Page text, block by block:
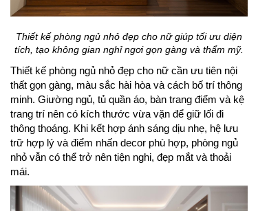
Thiết kế phòng ngủ nhỏ đẹp cho nữ giúp tối ưu diện
tích, tạo không gian nghỉ ngơi gọn gàng và thẩm mỹ.
Thiết kế phòng ngủ nhỏ đẹp cho nữ cần ưu tiên nội
thất gọn gàng, màu sắc hài hòa và cách bố trí thông
minh. Giường ngủ, tủ quần áo, bàn trang điểm và kệ
trang trí nên có kích thước vừa vặn để giữ lối đi
thông thoáng. Khi kết hợp ánh sáng dịu nhẹ, hệ lưu
trữ hợp lý và điểm nhấn decor phù hợp, phòng ngủ
nhỏ vẫn có thể trở nên tiện nghi, đẹp mắt và thoải
mái.